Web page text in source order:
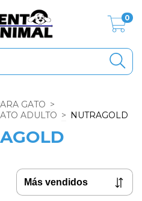
0
GATO >
ADULTO > NUTRAGOLD